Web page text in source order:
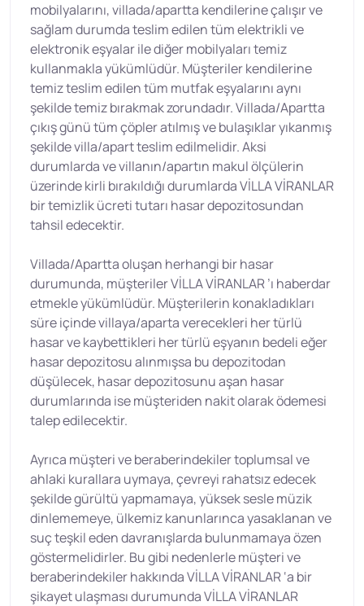
mobilyalarını, villada/apartta kendilerine çalışır ve
sağlam durumda teslim edilen tüm elektrikli ve
elektronik eşyalar ile diğer mobilyaları temiz
kullanmakla yükümlüdür. Müşteriler kendilerine
temiz teslim edilen tüm mutfak eşyalarını aynı
şekilde temiz bırakmak zorundadır. Villada/Apartta
çıkış günü tüm çöpler atılmış ve bulaşıklar yıkanmış
şekilde villa/apart teslim edilmelidir. Aksi
durumlarda ve villanın/apartın makul ölçülerin
üzerinde kirli bırakıldığı durumlarda VİLLA VİRANLAR
bir temizlik ücreti tutarı hasar depozitosundan
tahsil edecektir.
Villada/Apartta oluşan herhangi bir hasar
durumunda, müşteriler VİLLA VİRANLAR ’ı haberdar
etmekle yükümlüdür. Müşterilerin konakladıkları
süre içinde villaya/aparta verecekleri her türlü
hasar ve kaybettikleri her türlü eşyanın bedeli eğer
hasar depozitosu alınmışsa bu depozitodan
düşülecek, hasar depozitosunu aşan hasar
durumlarında ise müşteriden nakit olarak ödemesi
talep edilecektir.
Ayrıca müşteri ve beraberindekiler toplumsal ve
ahlaki kurallara uymaya, çevreyi rahatsız edecek
şekilde gürültü yapmamaya, yüksek sesle müzik
dinlememeye, ülkemiz kanunlarınca yasaklanan ve
suç teşkil eden davranışlarda bulunmamaya özen
göstermelidirler. Bu gibi nedenlerle müşteri ve
beraberindekiler hakkında VİLLA VİRANLAR ‘a bir
şikayet ulaşması durumunda VİLLA VİRANLAR